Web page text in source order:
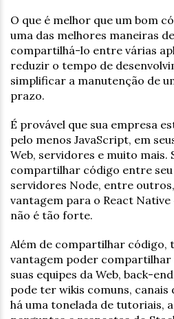
O que é melhor que um bom
uma das melhores maneiras
compartilhá-lo entre várias
reduzir o tempo de
simplificar a manutenção de
prazo.
É provável que sua empresa
pelo menos JavaScript, em
Web, servidores e muito mais.
compartilhar código entre
servidores Node, entre
vantagem para o React
não é tão forte.
Além de compartilhar código,
vantagem poder
suas equipes da Web, back-
pode ter wikis comuns, canais
há uma tonelada de tutoriais,